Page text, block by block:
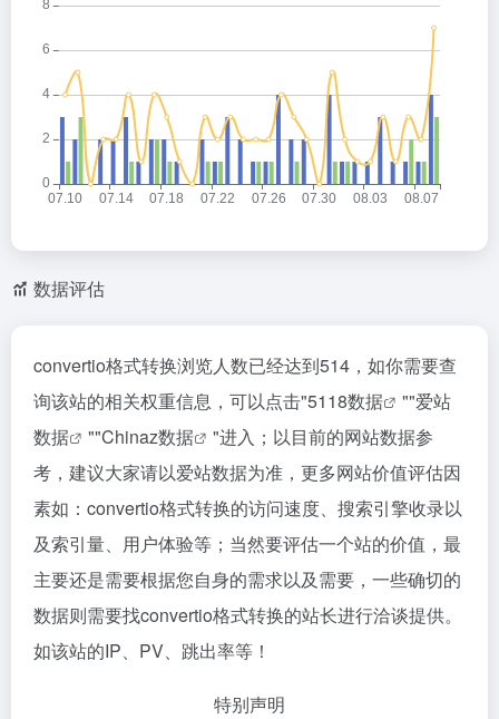
数据评估
convertio格式转换浏览人数已经达到514，如你需要查
询该站的相关权重信息，可以点击"5118数据 ""爱站
数据
""Chinaz数据
"进入；以目前的网站数据参
考，建议大家请以爱站数据为准，更多网站价值评估因
素如：convertio格式转换的访问速度、搜索引擎收录以
及索引量、用户体验等；当然要评估一个站的价值，最
主要还是需要根据您自身的需求以及需要，一些确切的
数据则需要找convertio格式转换的站长进行洽谈提供。
如该站的IP、PV、跳出率等！
特别声明